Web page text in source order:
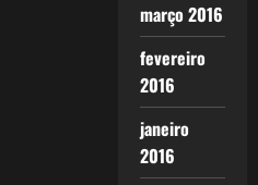
março 2016
fevereiro
2016
janeiro
2016